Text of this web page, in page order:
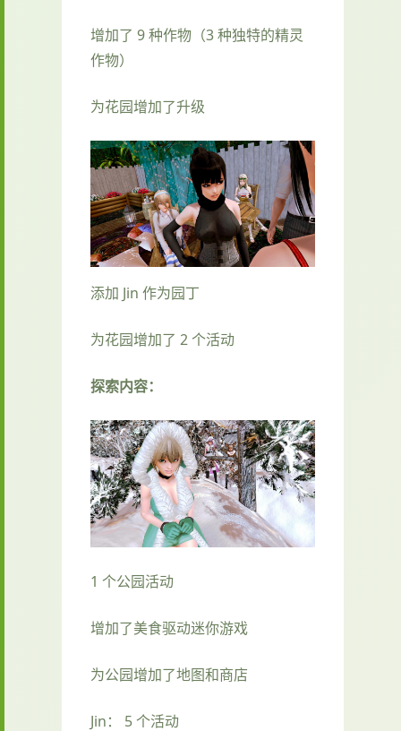
增加了 9 种作物（3 种独特的精灵
作物）
为花园增加了升级
添加 Jin 作为园丁
为花园增加了 2 个活动
探索内容：
1 个公园活动
增加了美食驱动迷你游戏
为公园增加了地图和商店
Jin： 5 个活动